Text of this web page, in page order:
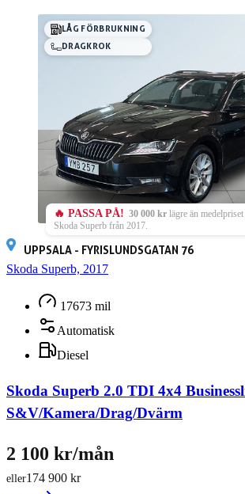
LÅG FÖRBRUKNING
DRAGKROK
🔥 PASSA PÅ! 30 000 kr lägre än
Skoda Superb från 2017.
UPPSALA - FYRISLUNDSGATAN 76
Skoda Superb, 2017
17673 mil
Automatisk
Diesel
Skoda Superb 2.0 TDI 4x4
S&V/Kamera/Drag/Dvärm
174 900 kr
eller
2 100 kr/mån